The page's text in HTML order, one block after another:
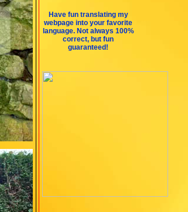
Have fun translating my
webpage into your favorite
language. Not always 100%
correct, but fun
guaranteed!